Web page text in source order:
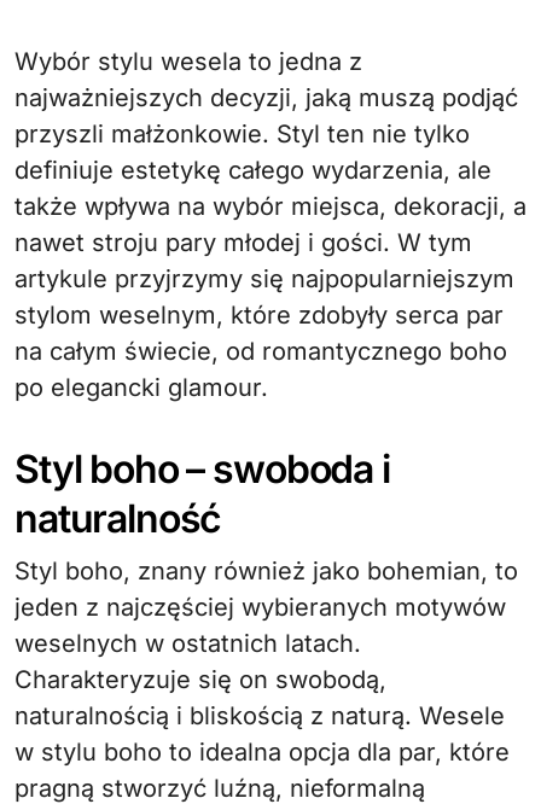
Wybór stylu wesela to jedna z
najważniejszych decyzji, jaką muszą podjąć
przyszli małżonkowie. Styl ten nie tylko
definiuje estetykę całego wydarzenia, ale
także wpływa na wybór miejsca, dekoracji, a
nawet stroju pary młodej i gości. W tym
artykule przyjrzymy się najpopularniejszym
stylom weselnym, które zdobyły serca par
na całym świecie, od romantycznego boho
po elegancki glamour.
Styl boho – swoboda i
naturalność
Styl boho, znany również jako bohemian, to
jeden z najczęściej wybieranych motywów
weselnych w ostatnich latach.
Charakteryzuje się on swobodą,
naturalnością i bliskością z naturą. Wesele
w stylu boho to idealna opcja dla par, które
pragną stworzyć luźną, nieformalną